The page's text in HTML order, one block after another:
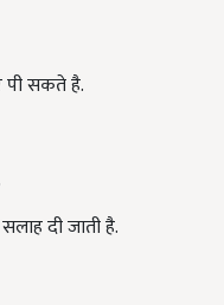
पी सकते है.
दी जाती है.